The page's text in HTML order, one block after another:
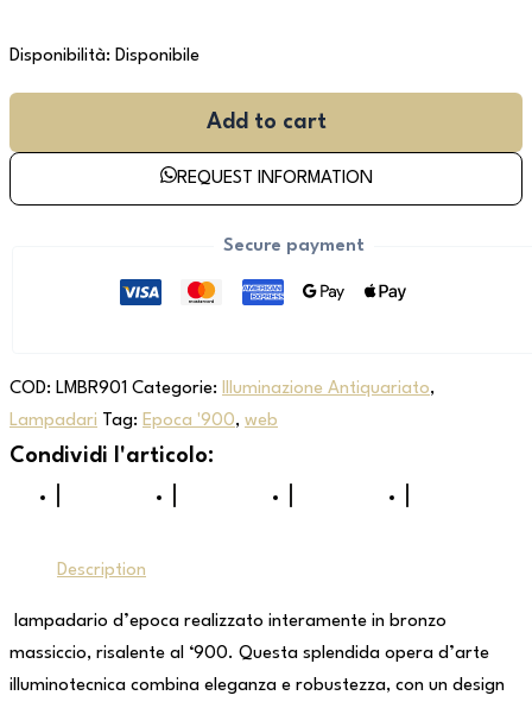
Disponibilità: Disponibile
Add to cart
REQUEST INFORMATION
Secure payment
COD: LMBR901 Categorie: Illuminazione Antiquariato,
Lampadari Tag: Epoca '900, web
Description
lampadario d’epoca realizzato interamente in bronzo
massiccio, risalente al ‘900. Questa splendida opera d’arte
illuminotecnica combina eleganza e robustezza, con un design